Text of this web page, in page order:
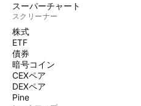
スーパーチャート
スクリーナー
株式
ETF
債券
暗号コイン
CEXペア
DEXペア
Pine